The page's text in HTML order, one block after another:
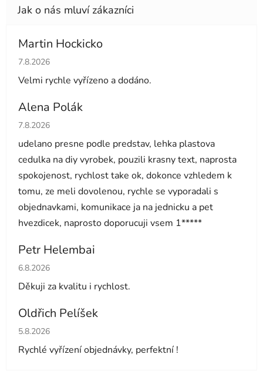
Martin Hockicko
Hodnocení obchodu je 5 z 5 hvězdiček.
7.8.2026
Velmi rychle vyřízeno a dodáno.
Alena Polák
Hodnocení obchodu je 5 z 5 hvězdiček.
7.8.2026
udelano presne podle predstav, lehka plastova
cedulka na diy vyrobek, pouzili krasny text, naprosta
spokojenost, rychlost take ok, dokonce vzhledem k
tomu, ze meli dovolenou, rychle se vyporadali s
objednavkami, komunikace ja na jednicku a pet
hvezdicek, naprosto doporucuji vsem 1*****
Petr Helembai
Hodnocení obchodu je 5 z 5 hvězdiček.
6.8.2026
Děkuji za kvalitu i rychlost.
Oldřich Pelíšek
Hodnocení obchodu je 5 z 5 hvězdiček.
5.8.2026
Rychlé vyřízení objednávky, perfektní !